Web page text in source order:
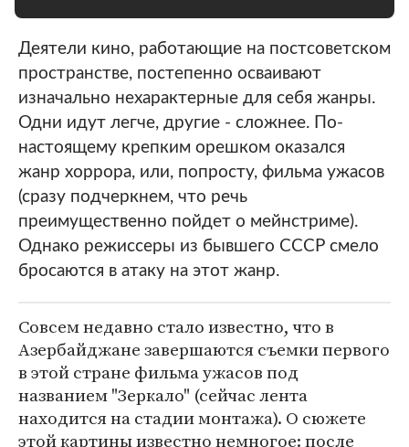
Деятели кино, работающие на постсоветском
пространстве, постепенно осваивают
изначально нехарактерные для себя жанры.
Одни идут легче, другие - сложнее. По-
настоящему крепким орешком оказался
жанр хоррора, или, попросту, фильма ужасов
(сразу подчеркнем, что речь
преимущественно пойдет о мейнстриме).
Однако режиссеры из бывшего СССР смело
бросаются в атаку на этот жанр.
Совсем недавно стало известно, что в
Азербайджане завершаются съемки первого
в этой стране фильма ужасов под
названием "Зеркало" (сейчас лента
находится на стадии монтажа). О сюжете
этой картины известно немногое: после